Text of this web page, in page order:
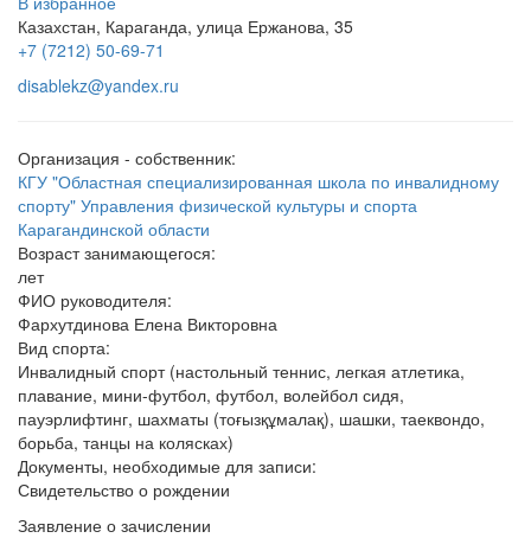
Казахстан, Караганда, улица Ержанова, 35
+7 (7212) 50-69-71
disablekz@yandex.ru
Организация - собственник:
КГУ "Областная специализированная школа по инвалидному
спорту" Управления физической культуры и спорта
Карагандинской области
Возраст занимающегося:
лет
ФИО руководителя:
Фархутдинова Елена Викторовна
Вид спорта:
Инвалидный спорт (настольный теннис, легкая атлетика,
плавание, мини-футбол, футбол, волейбол сидя,
пауэрлифтинг, шахматы (тоғызқұмалақ), шашки, таеквондо,
борьба, танцы на колясках)
Документы, необходимые для записи:
Свидетельство о рождении
Заявление о зачислении